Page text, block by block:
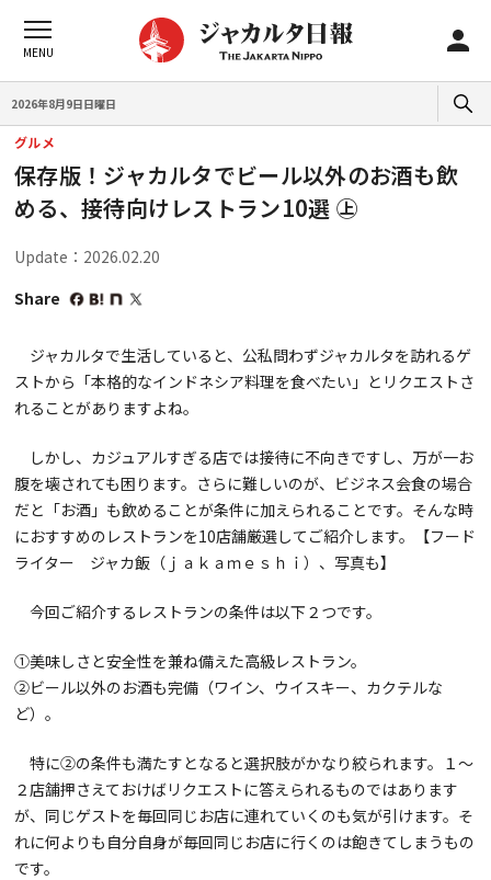
2026年8月9日日曜日
グルメ
保存版！ジャカルタでビール以外のお酒も飲
める、接待向けレストラン10選 ㊤
Update：2026.02.20
Share
ジャカルタで生活していると、公私問わずジャカルタを訪れるゲ
ストから「本格的なインドネシア料理を食べたい」とリクエストさ
れることがありますよね。
しかし、カジュアルすぎる店では接待に不向きですし、万が一お
腹を壊されても困ります。さらに難しいのが、ビジネス会食の場合
だと「お酒」も飲めることが条件に加えられることです。そんな時
におすすめのレストランを10店舗厳選してご紹介します。【フード
ライター ジャカ飯（ｊａｋａｍｅｓｈｉ）、写真も】
今回ご紹介するレストランの条件は以下２つです。
①美味しさと安全性を兼ね備えた高級レストラン。
②ビール以外のお酒も完備（ワイン、ウイスキー、カクテルな
ど）。
特に②の条件も満たすとなると選択肢がかなり絞られます。１〜
２店舗押さえておけばリクエストに答えられるものではあります
が、同じゲストを毎回同じお店に連れていくのも気が引けます。そ
れに何よりも自分自身が毎回同じお店に行くのは飽きてしまうもの
です。